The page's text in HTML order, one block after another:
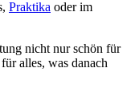
Praktika oder im
nicht nur schön für
alles, was danach